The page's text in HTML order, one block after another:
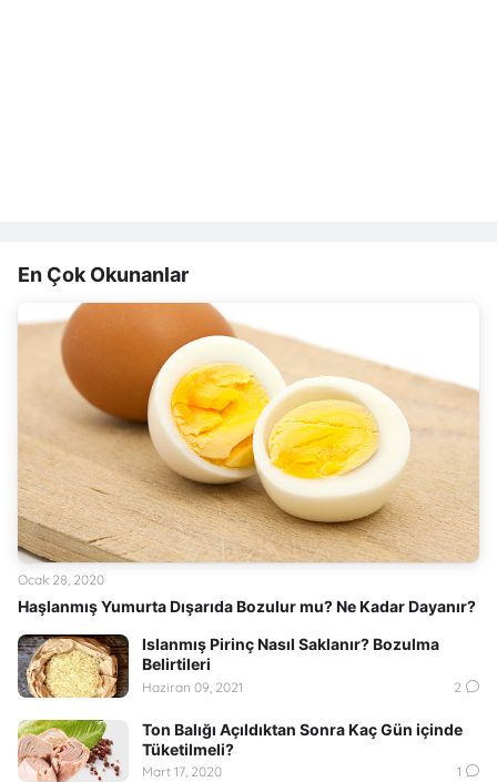
En Çok Okunanlar
Haşlanmış Yumurta Dışarıda Bozulur mu? Ne Kadar Dayanır?
Ocak 28, 2020
Islanmış Pirinç Nasıl Saklanır? Bozulma
Belirtileri
Haziran 09, 2021 2
Ton Balığı Açıldıktan Sonra Kaç Gün içinde
Tüketilmeli?
Mart 17, 2020 1